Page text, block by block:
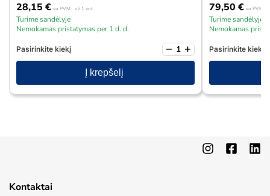
28,15 € su PVM už 1 vnt.
Turime sandėlyje
Nemokamas pristatymas per 1 d. d.
Pasirinkite kiekį − +
Į krepšelį
79,50 € su PVM
Turime sandėlyje
Nemokamas
Pasirinkite kiekį
Kontaktai